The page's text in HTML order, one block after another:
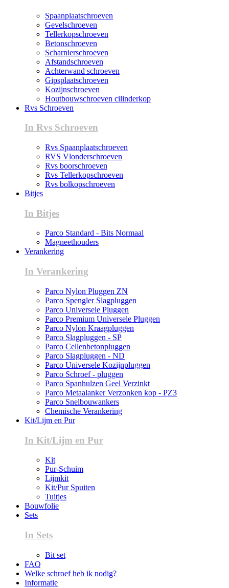
Spaanplaatschroeven
Gevelschroeven
Tellerkopschroeven
Betonschroeven
Scharnierschroeven
Afstandschroeven
Achterwand schroeven
Gipsplaatschroeven
Kozijnschroeven
Houtbouwschroeven cilinderkop
Rvs Schroeven
In Rvs Schroeven
Rvs Spaanplaatschroeven
RVS Vlonderschroeven
Rvs boorschroeven
Rvs Tellerkopschroeven
Rvs bolkopschroeven
Bitjes
In Bitjes
Parco Standard - Bits Normaal
Magneethouders
Verankering
In Verankering
Parco Nylon Pluggen ZN
Parco Spengler Slagpluggen
Parco Universele Pluggen
Parco Premium Universele Pluggen
Parco Nylon Kraagpluggen
Parco Slagpluggen - SP
Parco Cellenbetonpluggen
Parco Slagpluggen - ND
Parco Universele Kozijnpluggen
Parco Schroef - pluggen
Parco Spanhulzen Geel Verzinkt
Parco Metaalanker Verzonken kop - PZ3
Parco Snelbouwankers
Chemische Verankering
Kit/Lijm en Pur
In Kit/Lijm en Pur
Kit
Pur-Schuim
Lijmkit
Kit/Pur Spuiten
Tuitjes
Bouwfolie
Sets
In Sets
Bit set
FAQ
Welke schroef heb ik nodig?
Informatie